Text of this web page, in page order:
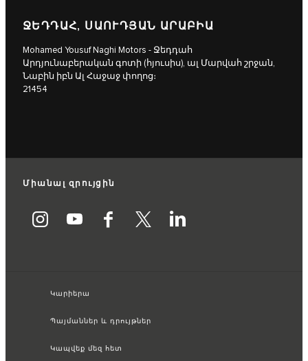
ՋԵԴԴԱՀ, ՍԱՈՒԴՅԱՆ ԱՐԱԲԻԱ
Mohamed Yousuf Naghi Motors - Ջեդդահ
Արդյունաբերական գոտի (հյուսիս), ալ Մարվահ շրջան,
Նաբին իբն Ալ Հաջաջ փողոց։
21454
Միանալ զրույցին
Կարիերա
Պայմաններ և դրույթներ
Կապվեք մեզ հետ